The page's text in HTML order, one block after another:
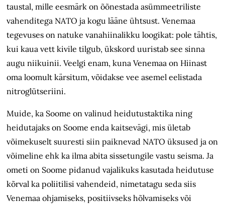
taustal, mille eesmärk on õõnestada asümmeetriliste
vahenditega NATO ja kogu lääne ühtsust. Venemaa
tegevuses on natuke vanahiinalikku loogikat: pole tähtis,
kui kaua vett kivile tilgub, ükskord uuristab see sinna
augu niikuinii. Veelgi enam, kuna Venemaa on Hiinast
oma loomult kärsitum, võidakse vee asemel eelistada
nitroglütseriini.
Muide, ka Soome on valinud heidutustaktika ning
heidutajaks on Soome enda kaitsevägi, mis ületab
võimekuselt suuresti siin paiknevad NATO üksused ja on
võimeline ehk ka ilma abita sissetungile vastu seisma. Ja
ometi on Soome pidanud vajalikuks kasutada heidutuse
kõrval ka poliitilisi vahendeid, nimetatagu seda siis
Venemaa ohjamiseks, positiivseks hõlvamiseks või